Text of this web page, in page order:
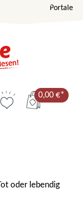
Portale
0,00 €*